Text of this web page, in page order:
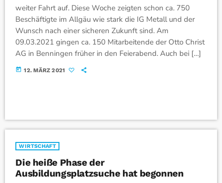
weiter Fahrt auf. Diese Woche zeigten schon ca. 750
Beschäftigte im Allgäu wie stark die IG Metall und der
Wunsch nach einer sicheren Zukunft sind. Am
09.03.2021 gingen ca. 150 Mitarbeitende der Otto Christ
AG in Benningen früher in den Feierabend. Auch bei […]
today 12. MÄRZ 2021
WIRTSCHAFT
Die heiße Phase der
Ausbildungsplatzsuche hat begonnen